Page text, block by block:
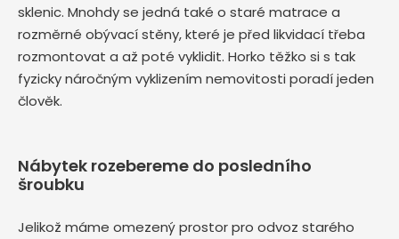
sklenic. Mnohdy se jedná také o staré matrace a
rozměrné obývací stěny, které je před likvidací třeba
rozmontovat a až poté vyklidit. Horko těžko si s tak
fyzicky náročným vyklizením nemovitosti poradí jeden
člověk.
Nábytek rozebereme do posledního
šroubku
Jelikož máme omezený prostor pro odvoz starého